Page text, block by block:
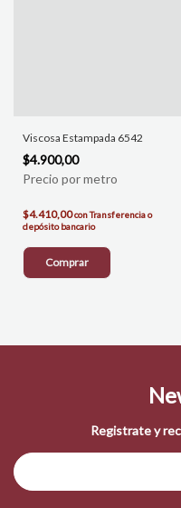
Viscosa Estampada 6542
$4.900,00
$4.410,00conTransferencia o
depósito bancario
Comprar
Registrate y